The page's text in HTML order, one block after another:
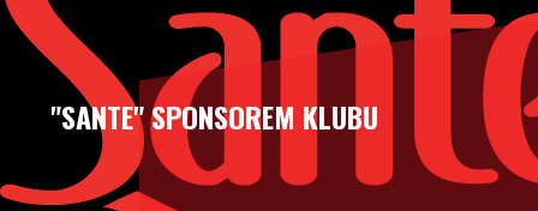
"SANTE" SPONSOREM KLUBU